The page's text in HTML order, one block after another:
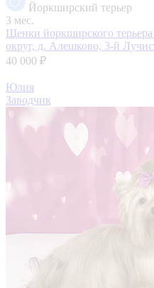
Йоркширский терьер
3 мес.
Щенки йоркширского терьера
округ, д. Алешково, 3-й
40 000 ₽
Юлия
Заводчик